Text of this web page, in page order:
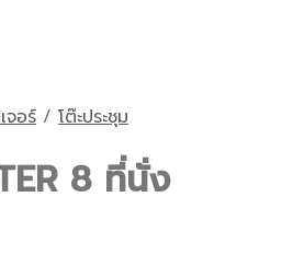
จอร์ / โต๊ะประชุม
8 ที่นั่ง